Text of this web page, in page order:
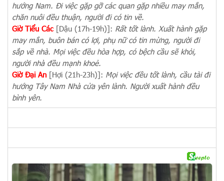
hướng Nam. Đi việc gặp gỡ các quan gặp nhiều may mắn,
chăn nuôi đều thuận, người đi có tin về.
Giờ Tiểu Các[Dậu (17h-19h)]: Rất tốt lành. Xuất hành gặp
may mắn, buôn bán có lợi, phụ nữ có tin mừng, người đi
sắp về nhà. Mọi việc đều hòa hợp, có bệch cầu sẽ khỏi,
người nhà đều mạnh khoẻ.
Giờ Đại An [Hợi (21h-23h)]: Mọi việc đều tốt lành, cầu tài đi
hướng Tây Nam Nhà cửa yên lành. Người xuất hành đều
bình yên.